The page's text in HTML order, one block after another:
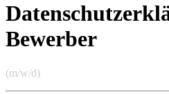
Bewerber
(m/w/d)